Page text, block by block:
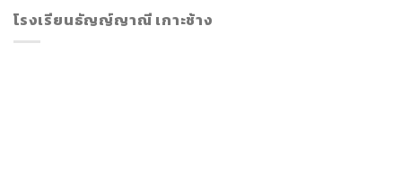
โรงเรียนธัญญ์ญาณี เกาะช้าง